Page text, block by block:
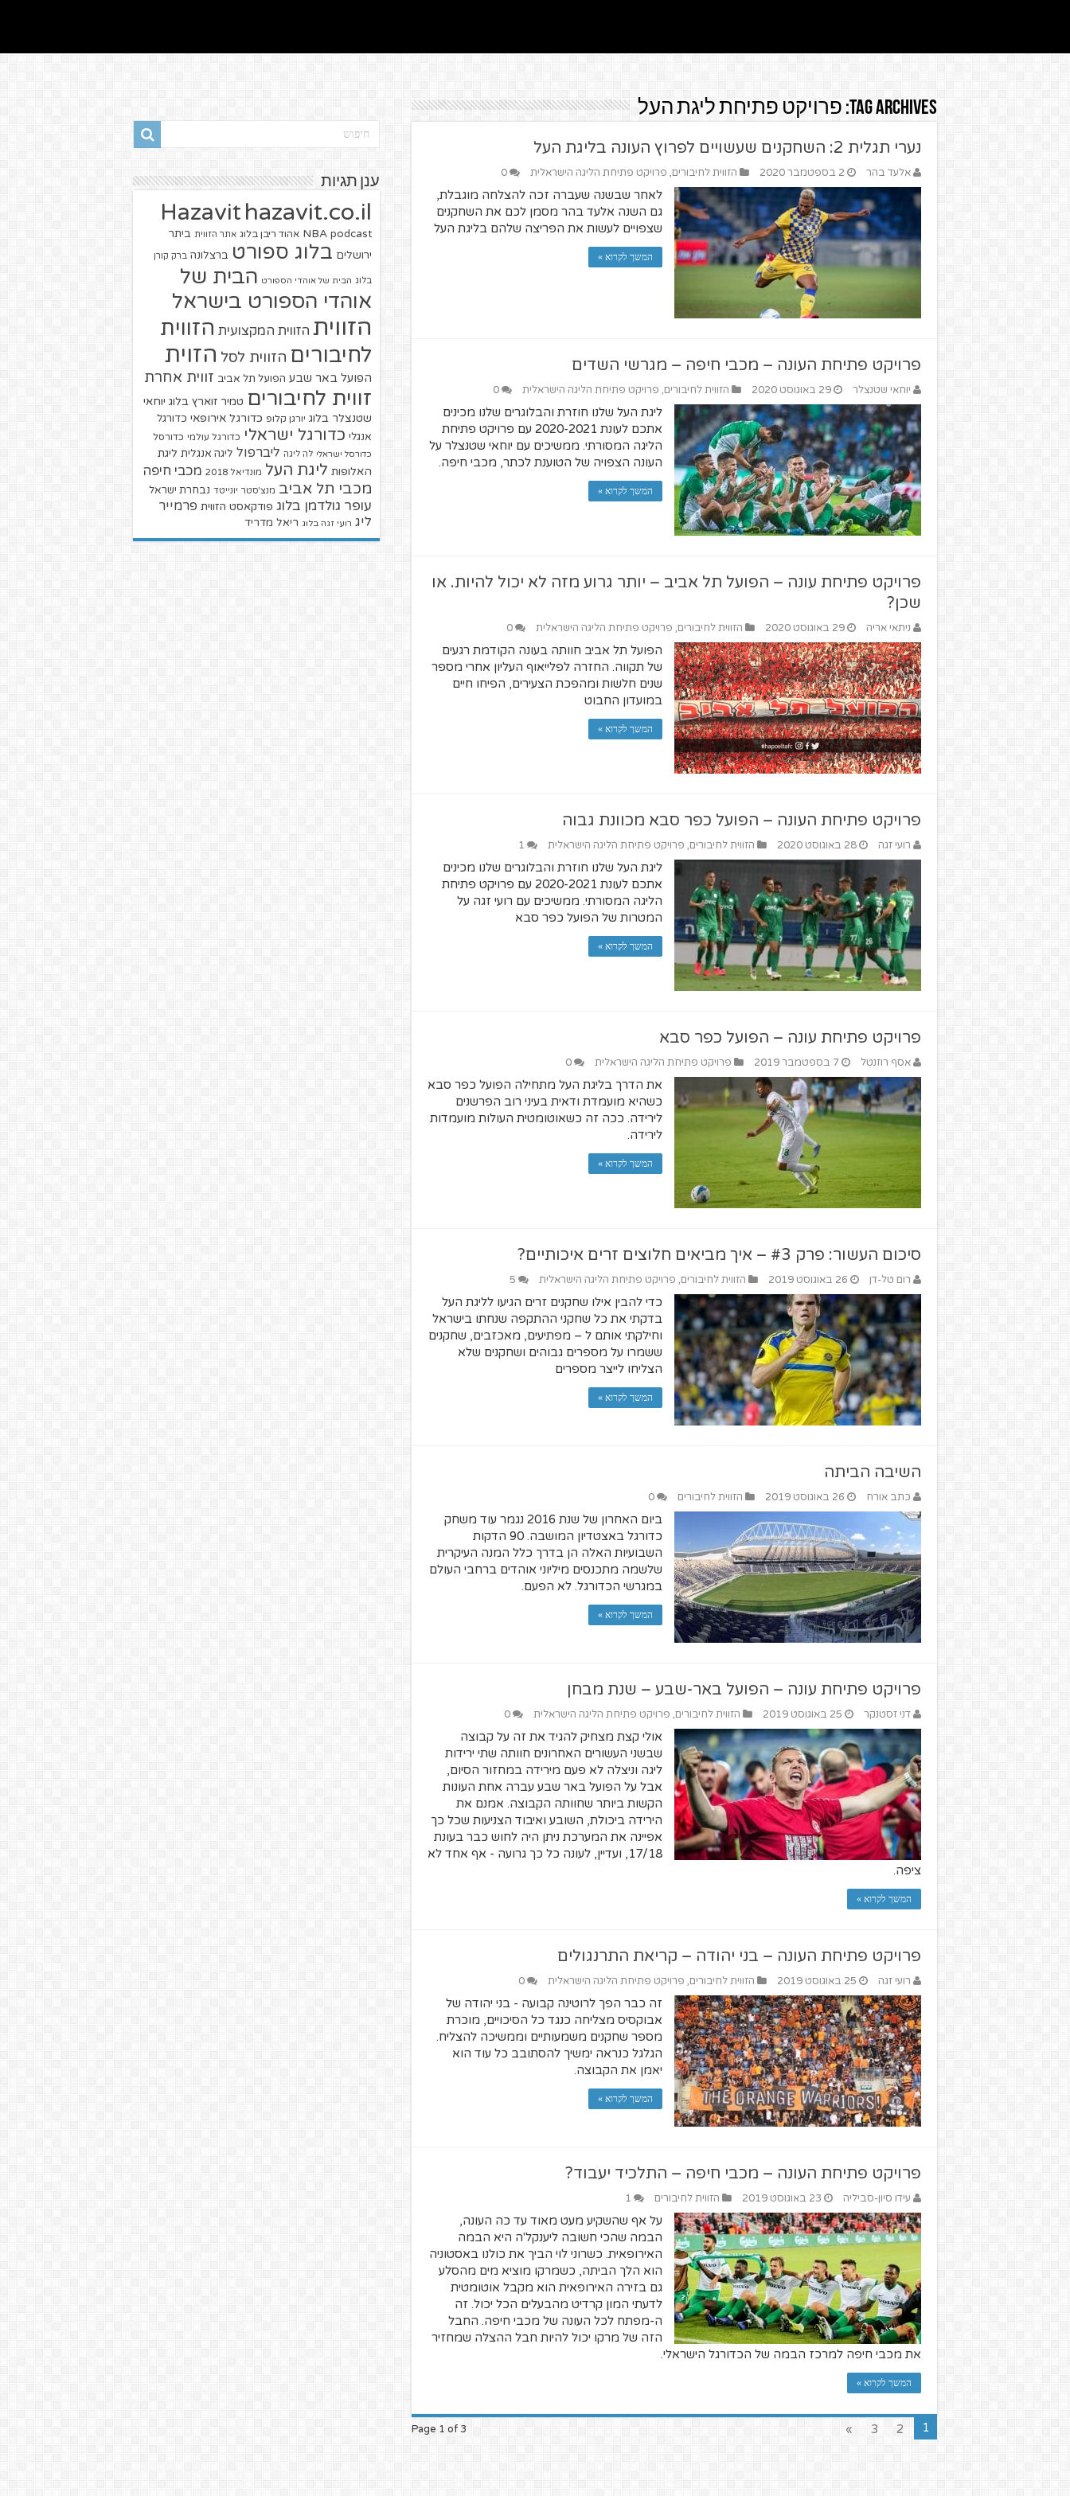
Tag Archives: פרויקט פתיחת ליגת העל
נערי תגלית 2: השחקנים שעשויים לפרוץ העונה בליגת העל
אלעד בהר 2 בספטמבר 2020 הזווית לחיבורים, פרויקט פתיחת הליגה הישראלית 0
לאחר שבשנה שעברה זכה להצלחה מוגבלת,
גם השנה אלעד בהר מסמן לכם את השחקנים
שצפויים לעשות את הפריצה שלהם בליגת העל
המשך לקרוא »
פרויקט פתיחת העונה – מכבי חיפה – מגרשי השדים
יוחאי שטנצלר 29 באוגוסט 2020 הזווית לחיבורים, פרויקט פתיחת הליגה הישראלית 0
ליגת העל שלנו חוזרת והבלוגרים שלנו מכינים
אתכם לעונת 2020-2021 עם פרויקט פתיחת
הליגה המסורתי. ממשיכים עם יוחאי שטנצלר על
העונה הצפויה של הטוענת לכתר, מכבי חיפה.
המשך לקרוא »
פרויקט פתיחת עונה – הפועל תל אביב – יותר גרוע מזה לא יכול להיות. או
שכן?
ניתאי אריה 29 באוגוסט 2020 הזווית לחיבורים, פרויקט פתיחת הליגה הישראלית 0
הפועל תל אביב חוותה בעונה הקודמת רגעים
של תקווה. החזרה לפלייאוף העליון אחרי מספר
שנים חלשות ומהפכת הצעירים, הפיחו חיים
במועדון החבוט
המשך לקרוא »
פרויקט פתיחת העונה – הפועל כפר סבא מכוונת גבוה
רועי זגה 28 באוגוסט 2020 הזווית לחיבורים, פרויקט פתיחת הליגה הישראלית 1
ליגת העל שלנו חוזרת והבלוגרים שלנו מכינים
אתכם לעונת 2020-2021 עם פרויקט פתיחת
הליגה המסורתי. ממשיכים עם רועי זגה על
המטרות של הפועל כפר סבא
המשך לקרוא »
פרויקט פתיחת עונה – הפועל כפר סבא
אסף רוזנטל 7 בספטמבר 2019 פרויקט פתיחת הליגה הישראלית 0
את הדרך בליגת העל מתחילה הפועל כפר סבא
כשהיא מועמדת ודאית בעיני רוב הפרשנים
לירידה. ככה זה כשאוטומטית העולות מועמדות
לירידה.
המשך לקרוא »
סיכום העשור: פרק #3 – איך מביאים חלוצים זרים איכותיים?
רום טל-דן 26 באוגוסט 2019 הזווית לחיבורים, פרויקט פתיחת הליגה הישראלית 5
כדי להבין אילו שחקנים זרים הגיעו לליגת העל
בדקתי את כל שחקני ההתקפה שנחתו בישראל
וחילקתי אותם ל – מפתיעים, מאכזבים, שחקנים
ששמרו על מספרים גבוהים ושחקנים שלא
הצליחו לייצר מספרים
המשך לקרוא »
השיבה הביתה
כתב אורח 26 באוגוסט 2019 הזווית לחיבורים 0
ביום האחרון של שנת 2016 נגמר עוד משחק
כדורגל באצטדיון המושבה. 90 הדקות
השבועיות האלה הן בדרך כלל המנה העיקרית
שלשמה מתכנסים מיליוני אוהדים ברחבי העולם
במגרשי הכדורגל. לא הפעם.
המשך לקרוא »
פרויקט פתיחת עונה – הפועל באר-שבע – שנת מבחן
דני זסטנקר 25 באוגוסט 2019 הזווית לחיבורים, פרויקט פתיחת הליגה הישראלית 0
אולי קצת מצחיק להגיד את זה על קבוצה
שבשני העשורים האחרונים חוותה שתי ירידות
ליגה וניצלה לא פעם מירידה במחזור הסיום,
אבל על הפועל באר שבע עברה אחת העונות
הקשות ביותר שחוותה הקבוצה. אמנם את
הירידה ביכולת, השובע ואיבוד הצניעות שכל כך
אפיינה את המערכת ניתן היה לחוש כבר בעונת
17/18, ועדיין, לעונה כל כך גרועה - אף אחד לא
ציפה.
המשך לקרוא »
פרויקט פתיחת העונה – בני יהודה – קריאת התרנגולים
רועי זגה 25 באוגוסט 2019 הזווית לחיבורים, פרויקט פתיחת הליגה הישראלית 0
זה כבר הפך לרוטינה קבועה - בני יהודה של
אבוקסיס מצליחה כנגד כל הסיכויים, מוכרת
מספר שחקנים משמעותיים וממשיכה להצליח.
הגלגל כנראה ימשיך להסתובב כל עוד הוא
יאמן את הקבוצה.
המשך לקרוא »
פרויקט פתיחת העונה – מכבי חיפה – התלכיד יעבוד?
עידו סיון-סביליה 23 באוגוסט 2019 הזווית לחיבורים 1
על אף שהשקיע מעט מאוד עד כה העונה,
הבמה שהכי חשובה ליענקל'ה היא הבמה
האירופאית. כשרוני לוי הביך את כולנו באסטוניה
הוא הלך הביתה, כשמרקו מוציא מים מהסלע
גם בזירה האירופאית הוא מקבל אוטומטית
לדעתי המון קרדיט מהבעלים הכל יכול. זה
ה-מפתח לכל העונה של מכבי חיפה. החבל
הזה של מרקו יכול להיות חבל ההצלה שמחזיר
את מכבי חיפה למרכז הבמה של הכדורגל הישראלי.
המשך לקרוא »
Page 1 of 3 1
2
3
»
ענן תגיות
Hazavit hazavit.co.il
NBA podcast אהוד ריבן בלוג אתר הזווית ביתר
ירושלים בלוג ספורט ברצלונה ברק קורן
בלוג הבית של אוהדי הספורט הבית של
אוהדי הספורט בישראל
הזווית הזווית המקצועית הזווית
לחיבורים הזווית לסל הזוית
הפועל באר שבע הפועל תל אביב זווית אחרת
זווית לחיבורים טמיר זוארץ בלוג יוחאי
שטנצלר בלוג יורגן קלופ כדורגל אירופאי כדורגל
אנגלי כדורגל ישראלי כדורגל עולמי כדורסל
כדורסל ישראלי לה ליגה ליברפול ליגה אנגלית ליגת
האלופות ליגת העל מונדיאל 2018 מכבי חיפה
מכבי תל אביב מנצ'סטר יונייטד נבחרת ישראל
עופר גולדמן בלוג פודקאסט הזווית פרמייר
ליג רועי זגה בלוג ריאל מדריד